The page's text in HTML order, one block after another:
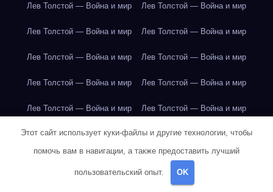
Лев Толстой — Война и мир Лев Толстой — Война и мир
Лев Толстой — Война и мир Лев Толстой — Война и мир
Лев Толстой — Война и мир Лев Толстой — Война и мир
Лев Толстой — Война и мир Лев Толстой — Война и мир
Лев Толстой — Война и мир Лев Толстой — Война и мир
Лондон Лондон Лондон Лондон Лондон Лондон
Лондон
Лондон Лос-Анджелес
Этот сайт использует куки-файлы и другие технологии, чтобы
помочь вам в навигации, а также предоставить лучший
пользовательский опыт. OK